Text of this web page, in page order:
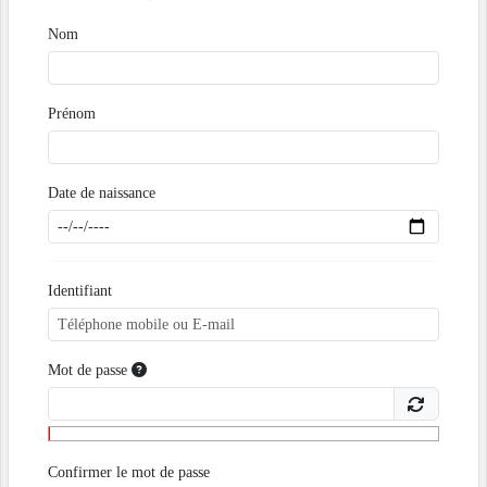
Nom
Prénom
Date de naissance
Identifiant
Mot de passe
Confirmer le mot de passe